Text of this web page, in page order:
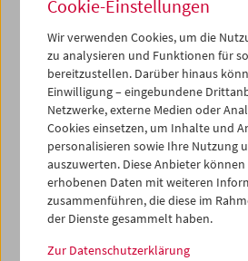
Kino für die Kleinsten:
Erzähl mir eine Geschichte!
Cookie-Einstellungen
Wir verwenden Cookies, um die
zu analysieren und Funktionen für
bereitzustellen. Darüber hinaus
Einwilligung – eingebundene
Netzwerke, externe Medien oder
Cookies einsetzen, um Inhalte und
personalisieren sowie Ihre Nutzung
auszuwerten. Diese Anbieter
erhobenen Daten mit weiteren
zusammenführen, die diese im
der Dienste gesammelt haben.
Zur Datenschutzerklärung